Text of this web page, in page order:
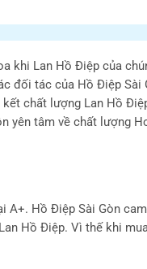
khi Lan Hồ Điệp của
đối tác của Hồ Điệp Sài
chất lượng Lan Hồ
yên tâm về chất lượng
Hồ Điệp Sài Gòn
Hồ Điệp. Vì thế khi